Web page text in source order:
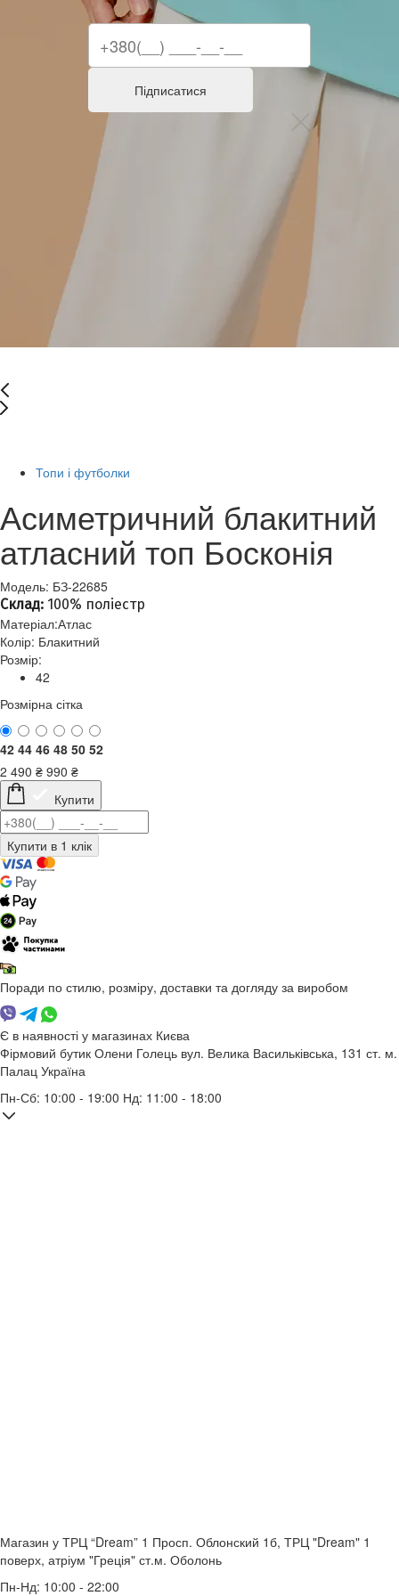
Топи і футболки
Асиметричний блакитний
атласний топ Босконія
Модель: БЗ-22685
Склад: 100% поліестр
Матеріал:Атлас
Колір: Блакитний
Розмір:
42
Розмірна сітка
42 44 46 48 50 52
2 490 ₴ 990 ₴
Купити
Поради по стилю, розміру, доставки та догляду за виробом
Є в наявності у магазинах Києва
Фірмовий бутик Олени Голець вул. Велика Васильківська, 131 ст. м.
Палац Україна
Пн-Сб: 10:00 - 19:00 Нд: 11:00 - 18:00
Магазин у ТРЦ “Dream” 1 Просп. Облонский 1б, ТРЦ "Dream" 1
поверх, атріум "Греція" ст.м. Оболонь
Пн-Нд: 10:00 - 22:00
Підписатися